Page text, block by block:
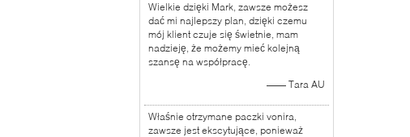
Wielkie dzięki Mark, zawsze możesz
dać mi najlepszy plan, dzięki czemu
mój klient czuje się świetnie, mam
nadzieję, że możemy mieć kolejną
szansę na współpracę.
—— Tara AU
Właśnie otrzymane paczki vonira,
zawsze jest ekscytujące, ponieważ